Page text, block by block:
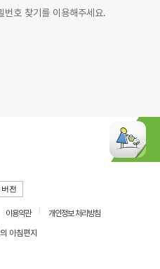
번호 찾기를 이용해주세요.
전
이용약관
개인정보 처리방침
아침편지